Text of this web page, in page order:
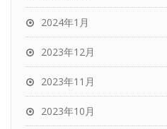
2024年1月
2023年12月
2023年11月
2023年10月